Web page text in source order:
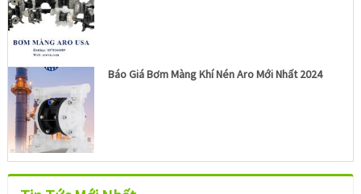
Báo Giá Bơm Màng Khí Nén Aro Mới Nhất 2024